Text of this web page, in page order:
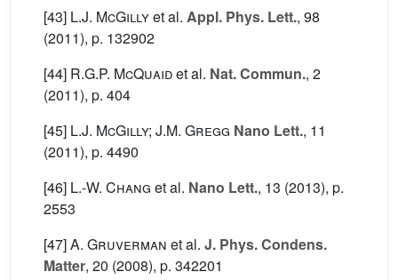
[43] L.J. McGillyet al. Appl. Phys. Lett., 98
(2011), p. 132902
[44] R.G.P. McQuaidet al. Nat. Commun., 2
(2011), p. 404
[45] L.J. McGilly; J.M. Gregg Nano Lett., 11
(2011), p. 4490
[46] L.-W. Chang et al. Nano Lett., 13 (2013), p.
2553
[47]A. Gruverman et al. J. Phys. Condens.
Matter, 20 (2008), p. 342201